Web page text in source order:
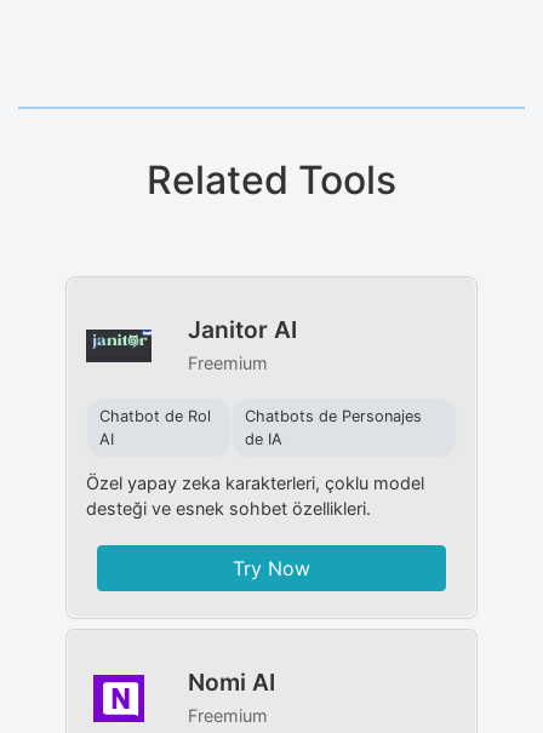
Related Tools
Janitor AI
Freemium
Chatbot de Rol
AI
Chatbots de Personajes
de IA
Özel yapay zeka karakterleri, çoklu model
desteği ve esnek sohbet özellikleri.
Try Now
Nomi AI
Freemium